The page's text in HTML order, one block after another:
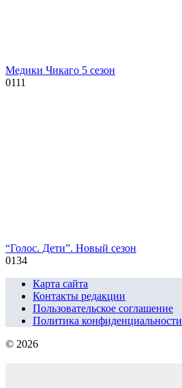
Медики Чикаго 5 сезон
0111
“Голос. Дети”. Новый сезон
0134
Карта сайта
Контакты редакции
Пользовательское соглашение
Политика конфиденциальности
© 2026